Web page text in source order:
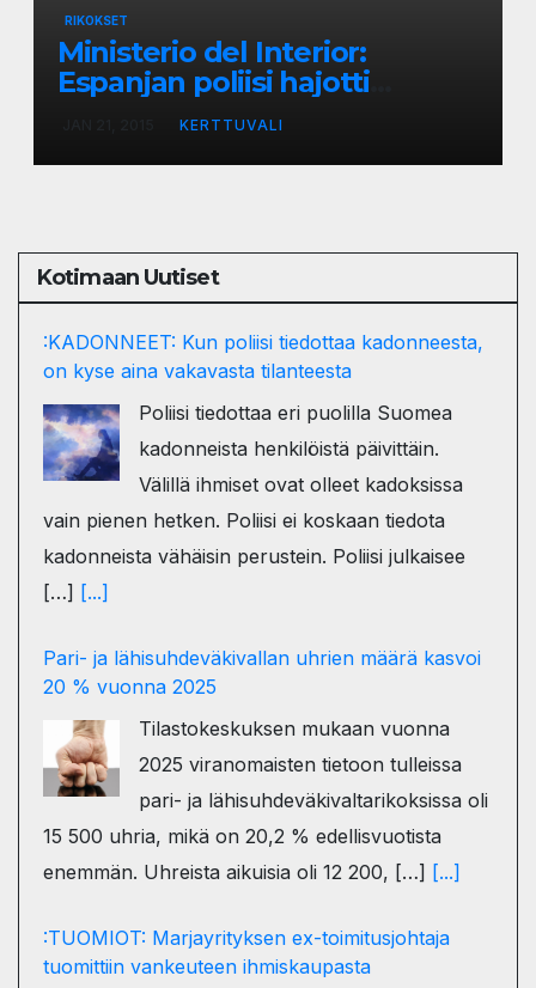
RIKOKSET
Ministerio del Interior:
Espanjan poliisi hajotti
alaikäisiä tarjonneen
paritusringin – 29 parittajaa ja
asiakasta pidätetty
KERTTUVALI
Kotimaan Uutiset
:KADONNEET: Kun poliisi tiedottaa kadonneesta,
on kyse aina vakavasta tilanteesta
Poliisi tiedottaa eri puolilla Suomea
kadonneista henkilöistä päivittäin.
Välillä ihmiset ovat olleet kadoksissa
vain pienen hetken. Poliisi ei koskaan tiedota
kadonneista vähäisin perustein. Poliisi julkaisee
[…] [...]
Pari- ja lähisuhdeväkivallan uhrien määrä kasvoi
20 % vuonna 2025
Tilastokeskuksen mukaan vuonna
2025 viranomaisten tietoon tulleissa
pari- ja lähisuhdeväkivaltarikoksissa oli
15 500 uhria, mikä on 20,2 % edellisvuotista
enemmän. Uhreista aikuisia oli 12 200, […] [...]
:TUOMIOT: Marjayrityksen ex-toimitusjohtaja
tuomittiin vankeuteen ihmiskaupasta